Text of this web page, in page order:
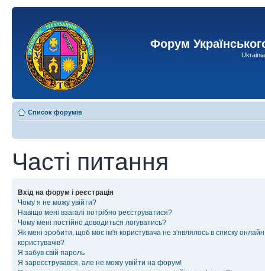
Форум
Список форумів
Часті питання
Вхід на форум і реєстрація
Чому я не можу увійти?
Навіщо мені взагалі потрібно реєструватися?
Чому мені постійно доводиться логуватись?
Як мені зробити, щоб моє ім'я користувача не з'являлось в списку онлайн
користувачів?
Я забув свій пароль
Я зареєструвався, але не можу увійти на форум!